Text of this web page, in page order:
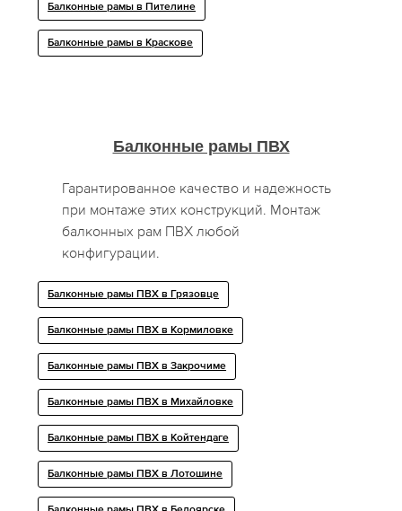
Балконные рамы в Пителине
Балконные рамы в Краскове
Балконные рамы ПВХ
Гарантированное качество и надежность
при монтаже этих конструкций. Монтаж
балконных рам ПВХ любой
конфигурации.
Балконные рамы ПВХ в Грязовце
Балконные рамы ПВХ в Кормиловке
Балконные рамы ПВХ в Закрочиме
Балконные рамы ПВХ в Михайловке
Балконные рамы ПВХ в Койтендаге
Балконные рамы ПВХ в Лотошине